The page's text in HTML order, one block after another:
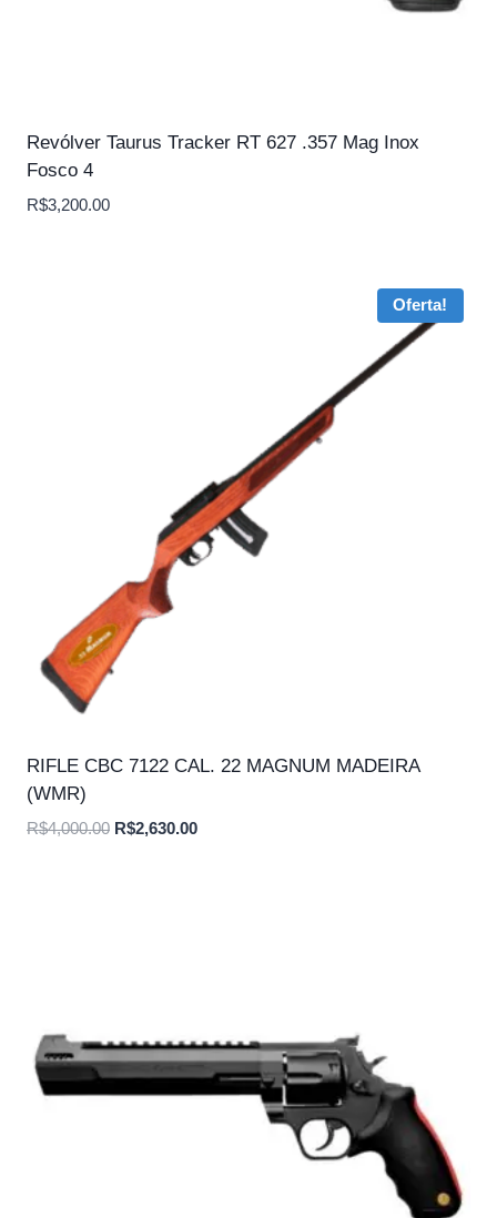
Revólver Taurus Tracker RT 627 .357 Mag Inox
Fosco 4
R$3,200.00
Oferta!
RIFLE CBC 7122 CAL. 22 MAGNUM MADEIRA
(WMR)
R$4,000.00 O
R$2,630.00O